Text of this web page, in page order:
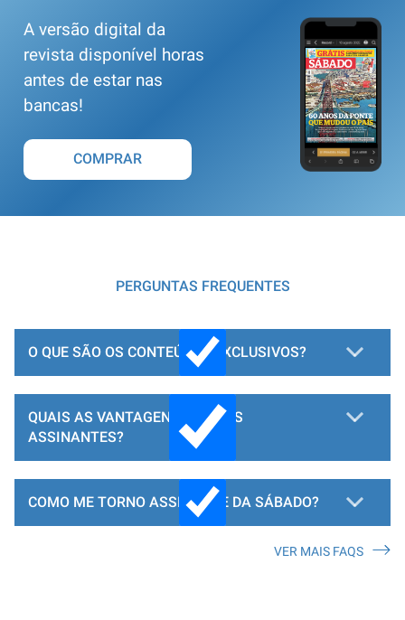
A versão digital da
revista disponível horas
antes de estar nas
bancas!
COMPRAR
PERGUNTAS FREQUENTES
O QUE SÃO OS CONTEÚDOS EXCLUSIVOS?
QUAIS AS VANTAGENS PARA OS
ASSINANTES?
COMO ME TORNO ASSINANTE DA SÁBADO?
VER MAIS FAQS